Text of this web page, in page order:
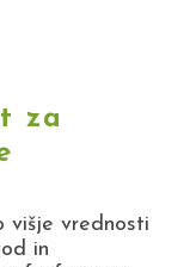
za
višje vrednosti
in